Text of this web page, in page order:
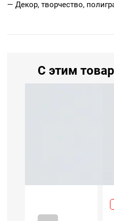
— Декор, творчество,
С этим